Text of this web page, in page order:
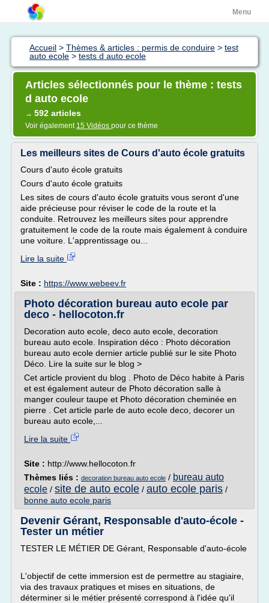
Menu
Accueil > Thèmes & articles : permis de conduire > test
auto ecole > tests d auto ecole
Articles sélectionnés pour le thème : tests
d auto ecole
→ 592 articles
Voir également 15 Vidéos pour ce thème
Les meilleurs sites de Cours d'auto école gratuits
Cours d'auto école gratuits
Cours d'auto école gratuits
Les sites de cours d'auto école gratuits vous seront d'une
aide précieuse pour réviser le code de la route et la
conduite. Retrouvez les meilleurs sites pour apprendre
gratuitement le code de la route mais également à conduire
une voiture. L'apprentissage ou...
Lire la suite
Site : https://www.webeev.fr
Photo décoration bureau auto ecole par
deco - hellocoton.fr
Decoration auto ecole, deco auto ecole, decoration
bureau auto ecole. Inspiration déco : Photo décoration
bureau auto ecole dernier article publié sur le site Photo
Déco. Lire la suite sur le blog >
Cet article provient du blog . Photo de Déco habite à Paris
et est également auteur de Photo décoration salle à
manger couleur taupe et Photo décoration cheminée en
pierre . Cet article parle de auto ecole deco, decorer un
bureau auto ecole,...
Lire la suite
Site : http://www.hellocoton.fr
Thèmes liés : decoration bureau auto ecole / bureau auto
ecole / site de auto ecole / auto ecole paris /
bonne auto ecole paris
Devenir Gérant, Responsable d'auto-école -
Tester un métier
TESTER LE MÉTIER DE Gérant, Responsable d'auto-école
L'objectif de cette immersion est de permettre au stagiaire,
via des travaux pratiques et mises en situations, de
déterminer si le métier présenté correspond à l'idée qu'il